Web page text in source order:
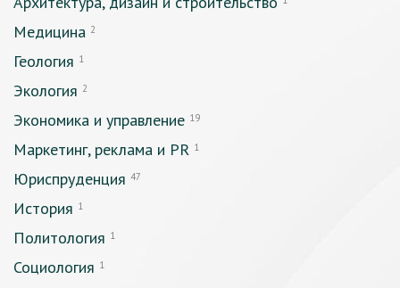
Медицина 2
Геология 1
Экология 2
Экономика и управление 19
Маркетинг, реклама и PR 1
Юриспруденция 47
История 1
Политология 1
Социология 1